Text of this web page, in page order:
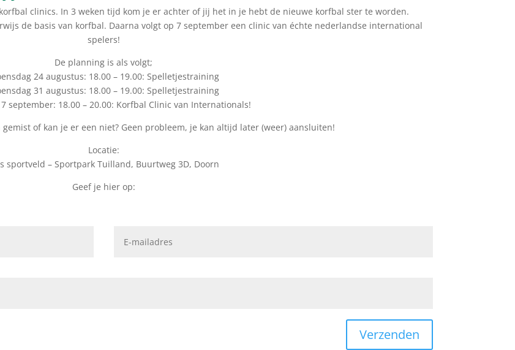
clinics. In 3 weken tijd kom je er achter of jij het in je hebt de nieuwe korfbal ster te worden.
de basis van korfbal. Daarna volgt op 7 september een clinic van échte nederlandse international
spelers!
De planning is als volgt;
24 augustus: 18.00 – 19.00: Spelletjestraining
31 augustus: 18.00 – 19.00: Spelletjestraining
september: 18.00 – 20.00: Korfbal Clinic van Internationals!
of kan je er een niet? Geen probleem, je kan altijd later (weer) aansluiten!
Locatie:
sportveld – Sportpark Tuilland, Buurtweg 3D, Doorn
Geef je hier op:
Verzenden